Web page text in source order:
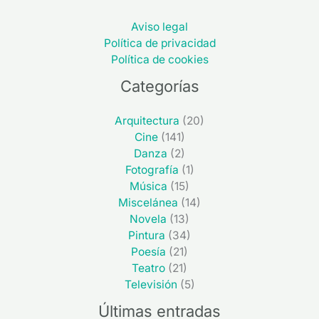
Aviso legal
Política de privacidad
Política de cookies
Categorías
Arquitectura (20)
Cine(141)
Danza (2)
Fotografía (1)
Música (15)
Miscelánea (14)
Novela (13)
Pintura (34)
Poesía (21)
Teatro (21)
Televisión (5)
Últimas entradas